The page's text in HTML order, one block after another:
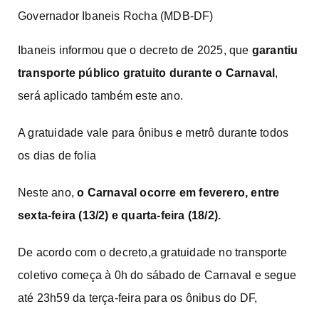
Governador Ibaneis Rocha (MDB-DF)
Ibaneis informou que o decreto de 2025, que garantiu
transporte público gratuito durante o Carnaval ,
será aplicado também este ano.
A gratuidade vale para ônibus e metrô durante todos
os dias de folia
Neste ano,o Carnaval ocorre em feverero, entre
sexta-feira (13/2) e quarta-feira (18/2).
De acordo com o decreto,a gratuidade no transporte
coletivo começa à 0h do sábado de Carnaval e segue
até 23h59 da terça-feira para os ônibus do DF,